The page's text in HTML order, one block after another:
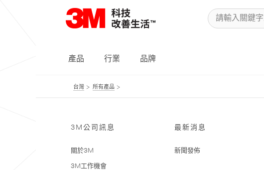
產品 行業 品牌
台灣 所有產品
3M公司訊息
關於3M
3M工作機會
最新消息
新聞發佈